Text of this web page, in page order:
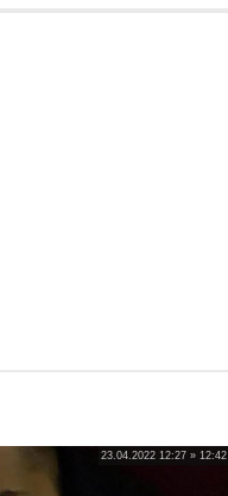
23.04.2022 12:27 » 12:42